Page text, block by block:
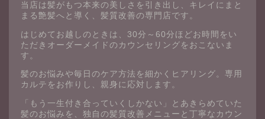
当店は髪がもつ本来の美しさを引き出し、キレイにまと
まる艶髪へと導く、髪質改善の専門店です。
はじめてお越しのときは、30分～60分ほどお時間をい
ただきオーダーメイドのカウンセリングをおこないま
す。
髪のお悩みや毎日のケア方法を細かくヒアリング。専用
カルテをお作りし、親身に応対します。
「もう一生付き合っていくしかない」とあきらめていた
髪のお悩みを、独自の髪質改善メニューと丁寧なカウン